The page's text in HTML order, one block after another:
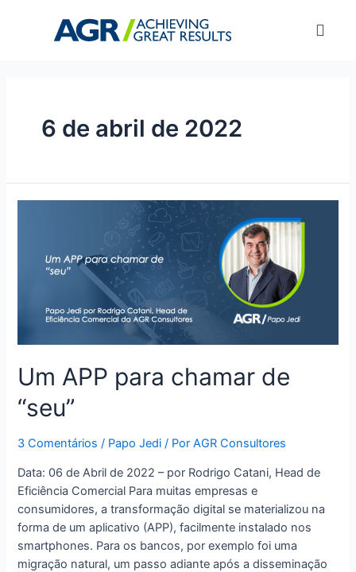
6 de abril de 2022
Um APP para chamar de
“seu”
3 Comentários / Papo Jedi / PorAGR Consultores
Data: 06 de Abril de 2022 – por Rodrigo Catani, Head de
Eficiência Comercial Para muitas empresas e
consumidores, a transformação digital se materializou na
forma de um aplicativo (APP), facilmente instalado nos
smartphones. Para os bancos, por exemplo foi uma
migração natural, um passo adiante após a disseminação